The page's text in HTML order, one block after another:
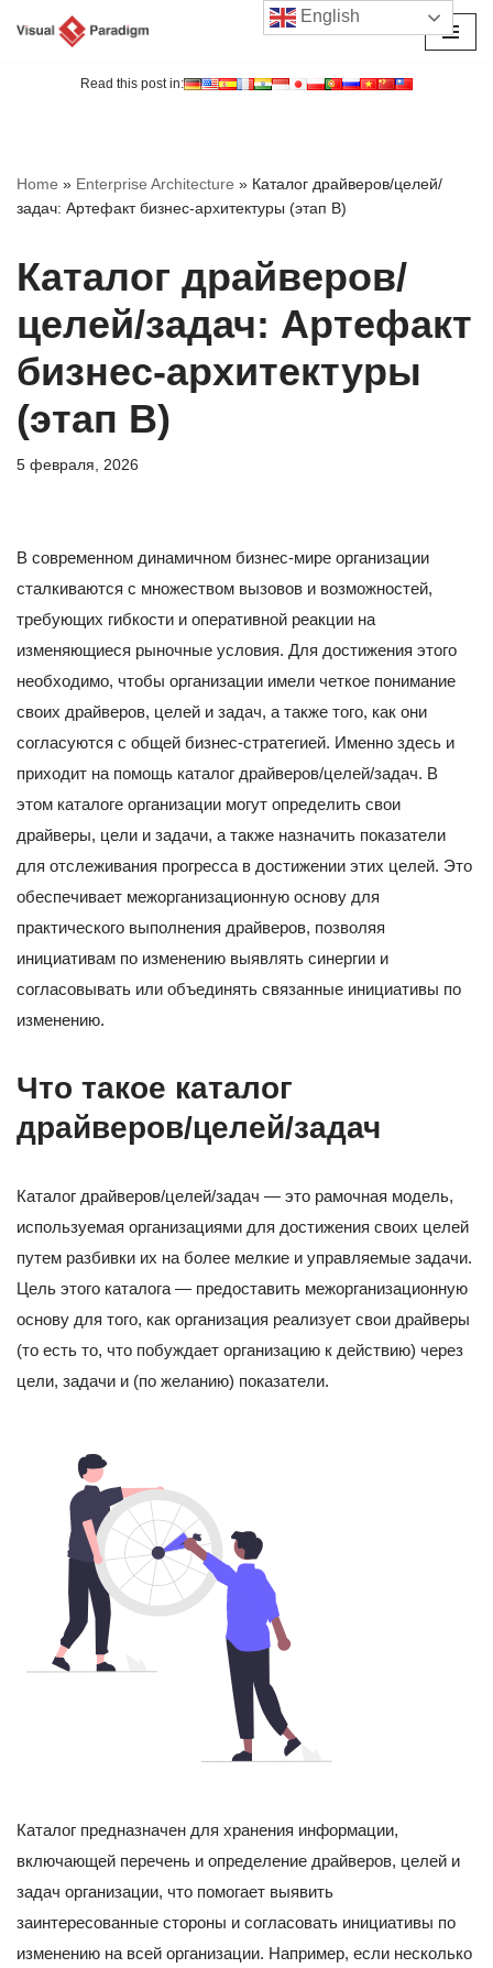
Read this post in:
Home » Enterprise Architecture » Каталог драйверов/целей/
задач: Артефакт бизнес-архитектуры (этап B)
Каталог драйверов/
целей/задач: Артефакт
бизнес-архитектуры
(этап B)
5 февраля, 2026
В современном динамичном бизнес-мире организации
сталкиваются с множеством вызовов и возможностей,
требующих гибкости и оперативной реакции на
изменяющиеся рыночные условия. Для достижения этого
необходимо, чтобы организации имели четкое понимание
своих драйверов, целей и задач, а также того, как они
согласуются с общей бизнес-стратегией. Именно здесь и
приходит на помощь каталог драйверов/целей/задач. В
этом каталоге организации могут определить свои
драйверы, цели и задачи, а также назначить показатели
для отслеживания прогресса в достижении этих целей. Это
обеспечивает межорганизационную основу для
практического выполнения драйверов, позволяя
инициативам по изменению выявлять синергии и
согласовывать или объединять связанные инициативы по
изменению.
Что такое каталог
драйверов/целей/задач
Каталог драйверов/целей/задач — это рамочная модель,
используемая организациями для достижения своих целей
путем разбивки их на более мелкие и управляемые задачи.
Цель этого каталога — предоставить межорганизационную
основу для того, как организация реализует свои драйверы
(то есть то, что побуждает организацию к действию) через
цели, задачи и (по желанию) показатели.
Каталог предназначен для хранения информации,
включающей перечень и определение драйверов, целей и
задач организации, что помогает выявить
заинтересованные стороны и согласовать инициативы по
изменению на всей организации. Например, если несколько
English